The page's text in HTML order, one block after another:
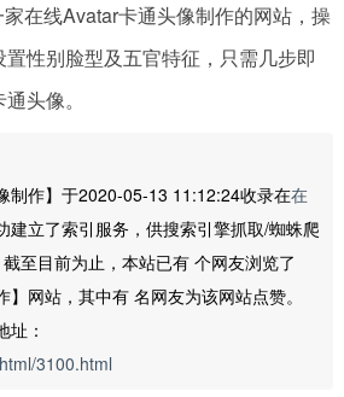
在线Avatar卡通头像制作的网站，操
性别脸型及五官特征，只需几步即
头像。
作】于2020-05-13 11:12:24收录在在
建立了索引服务，供搜索引擎抓取/蜘蛛爬
至目前为止，本站已有 个网友浏览了
】网站，其中有 名网友为该网站点赞。
址：
3100.html